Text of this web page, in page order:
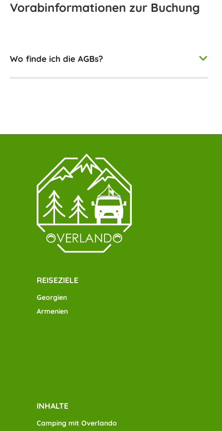
Vorabinformationen zur Buchung
b
Wo finde ich die AGBs?
REISEZIELE
Georgien
Armenien
INHALTE
Camping mit Overlando